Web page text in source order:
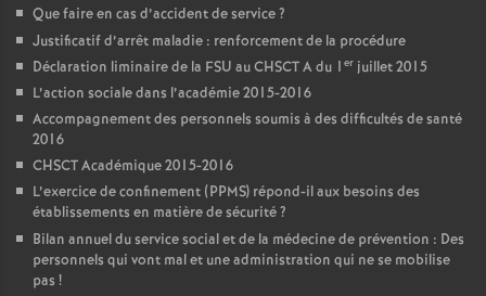
Que faire en cas d’accident de service?
Justificatif d’arrêt maladie : renforcement de la procédure
Déclaration liminaire de la FSU au CHSCT A du 1 er juillet 2015
L’action sociale dans l’académie 2015-2016
Accompagnement des personnels soumis à des difficultés de santé
2016
CHSCT Académique 2015-2016
L’exercice de confinement (PPMS) répond-il aux besoins des
établissements en matière de sécurité?
Bilan annuel du service social et de la médecine de prévention : Des
personnels qui vont mal et une administration qui ne se mobilise
pas !